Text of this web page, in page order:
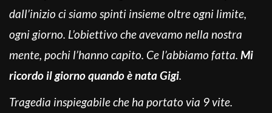
dall’inizio ci siamo spinti insieme oltre ogni limite,
ogni giorno. L’obiettivo che avevamo nella nostra
mente, pochi l’hanno capito. Ce l’abbiamo fatta. Mi
ricordo il giorno quando è nata Gigi.
Tragedia inspiegabile che ha portato via 9 vite.